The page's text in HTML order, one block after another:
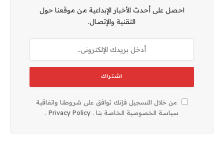
احصل على أحدث الأخبار الإبداعية من موقعنا حول
التقنية والإتصال.
من خلال التسجيل فإنك توافق على شروطنا واتفاقية
سياسة الخصوصية الخاصة بنا . Privacy Policy
.